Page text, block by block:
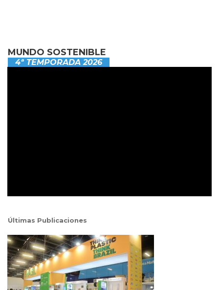
MUNDO SOSTENIBLE
4ª TEMPORADA 2026
Últimas Publicaciones